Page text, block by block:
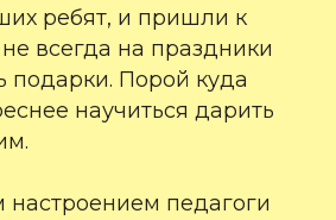
ребят, и пришли к
всегда на праздники
подарки. Порой куда
научиться дарить
настроением педагоги